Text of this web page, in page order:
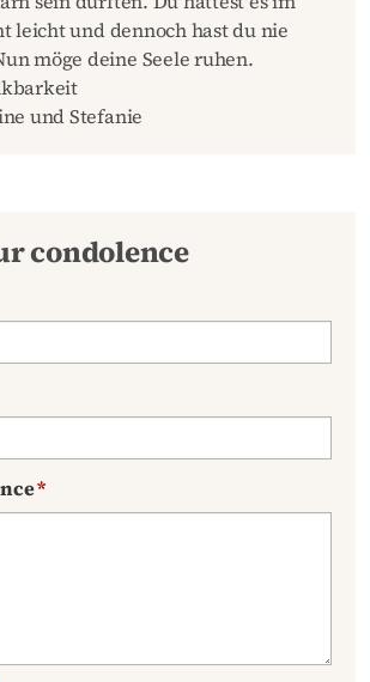
leicht und dennoch hast du nie
möge deine Seele ruhen.
und Stefanie
condolence
*